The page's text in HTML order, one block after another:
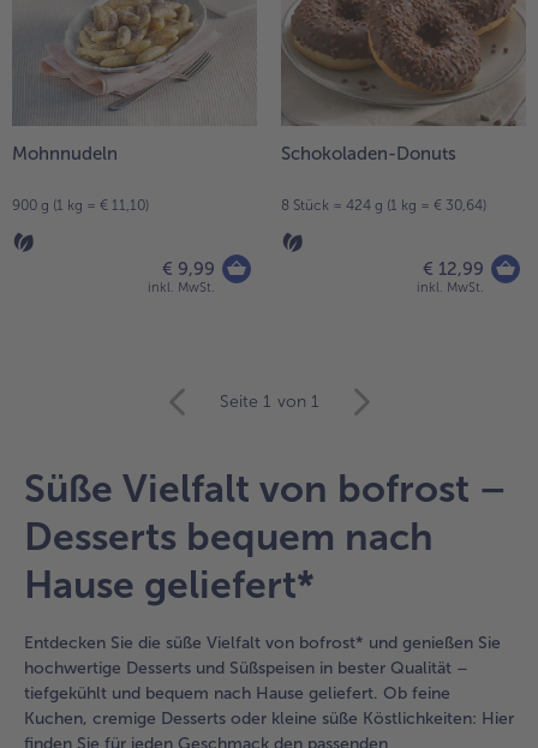
Mohnnudeln
900 g (1 kg = € 11,10)
€ 9,99
inkl. MwSt.
Schokoladen-Donuts
8 Stück = 424 g (1 kg = € 30,64)
€ 12,99
inkl. MwSt.
Übersicht.
befinden
40
in
der
Liste.
Seite 1 von 1
Süße Vielfalt von bofrost –
Desserts bequem nach
Hause geliefert*
Entdecken Sie die süße Vielfalt von bofrost* und genießen Sie
hochwertige Desserts und Süßspeisen in bester Qualität –
tiefgekühlt und bequem nach Hause geliefert. Ob feine
Kuchen, cremige Desserts oder kleine süße Köstlichkeiten: Hier
finden Sie für jeden Geschmack den passenden